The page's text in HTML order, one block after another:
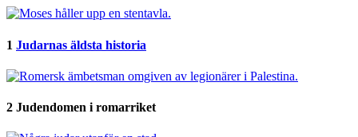
1 Judarnas äldsta historia
2 Judendomen i romarriket